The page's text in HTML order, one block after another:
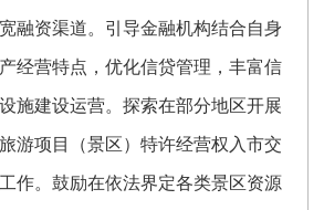
宽融资渠道。引导金融机构结合自身
经营特点，优化信贷管理，丰富信
施建设运营。探索在部分地区开展
游项目（景区）特许经营权入市交
作。鼓励在依法界定各类景区资源